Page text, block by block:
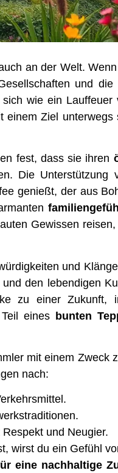
an der Welt.
und die
wie ein Lauf­feu­er
einem Ziel
fest, dass sie ihren
Die Unter­stüt­zung
genießt, der aus
Gewis­sen
und
den leben­di­gen
zu einer Zukunft,
eines bun­ten
mit einem Zweck
nach:
und Neugier.
wirst du ein Gefühl
eine nach­hal­ti­ge